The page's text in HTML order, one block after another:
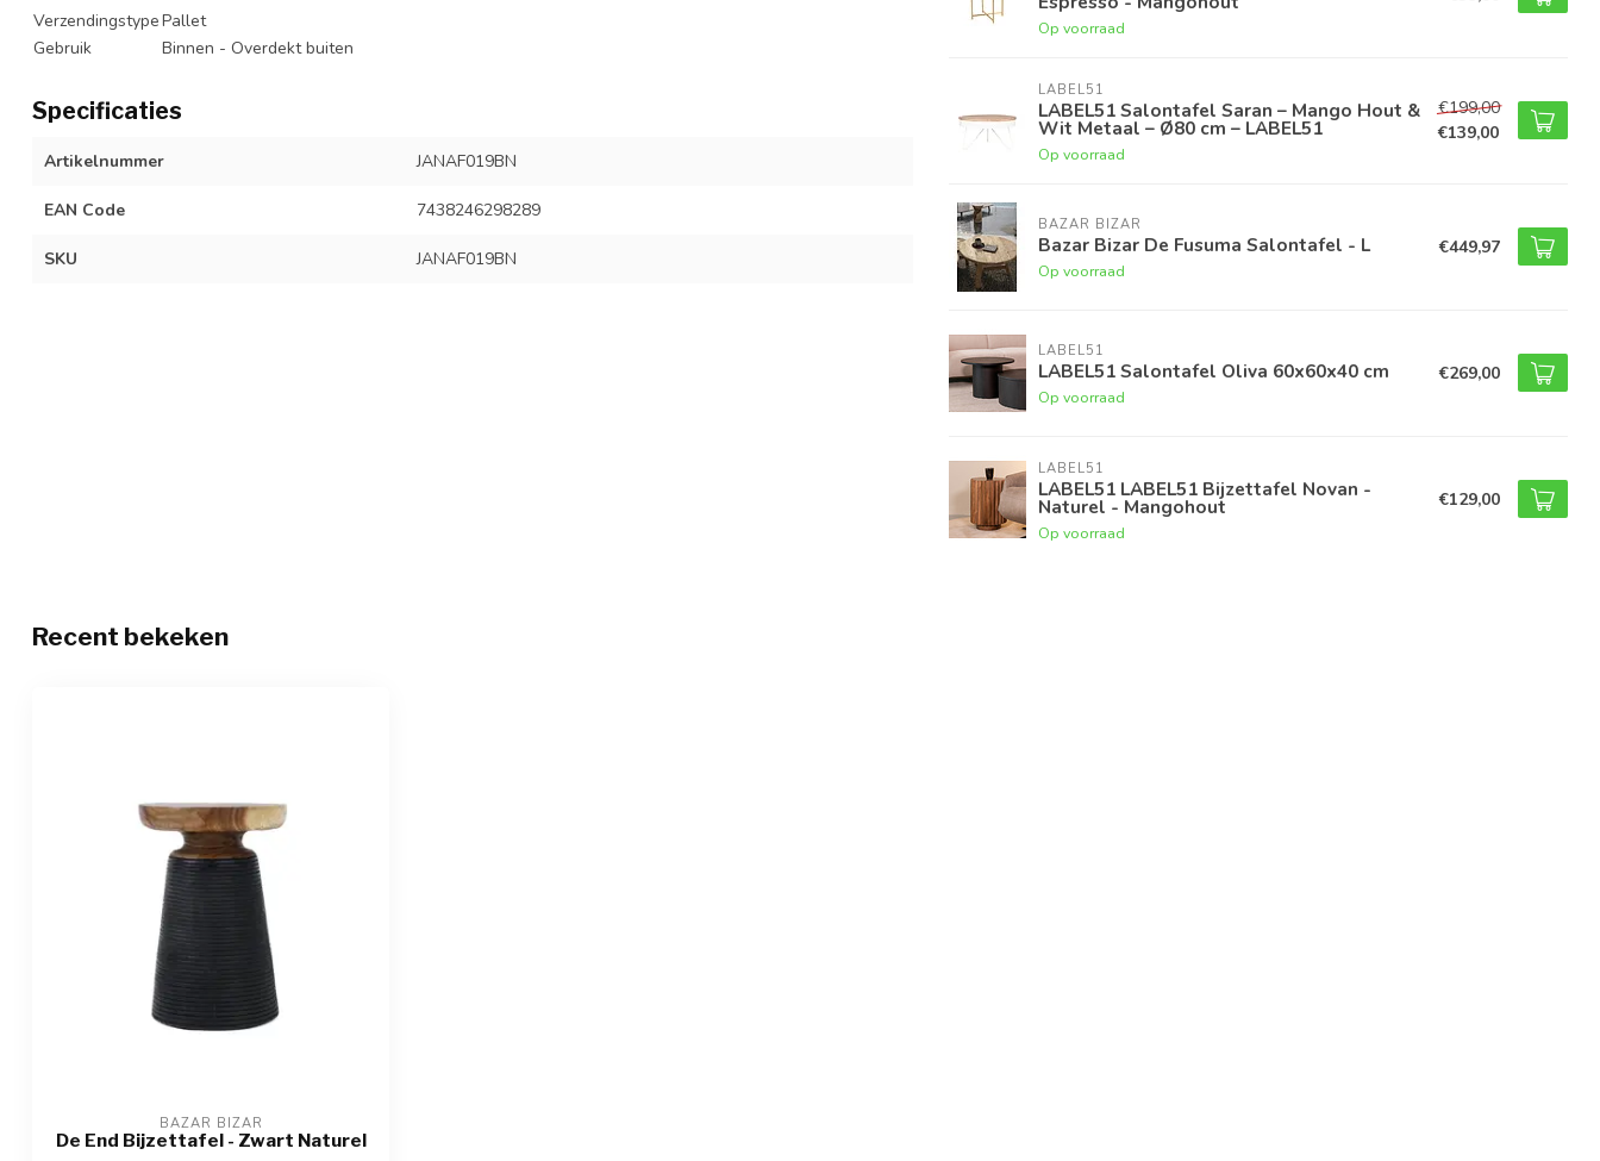
VerzendingstypePallet
Gebruik
Binnen - Overdekt buiten
Specificaties
Artikelnummer JANAF019BN
EAN Code 7438246298289
SKU JANAF019BN
Op voorraad
LABEL51
LABEL51 Salontafel Saran – Mango Hout &
Wit Metaal – Ø80 cm – LABEL51
Op voorraad
€199,00
€139,00
BAZAR BIZAR
Bazar Bizar De Fusuma Salontafel - L
Op voorraad
€449,97
LABEL51
LABEL51 Salontafel Oliva 60x60x40 cm
Op voorraad
€269,00
LABEL51
LABEL51 LABEL51 Bijzettafel Novan -
Naturel - Mangohout
Op voorraad
€129,00
Recent bekeken
BAZAR BIZAR
De End Bijzettafel - Zwart Naturel